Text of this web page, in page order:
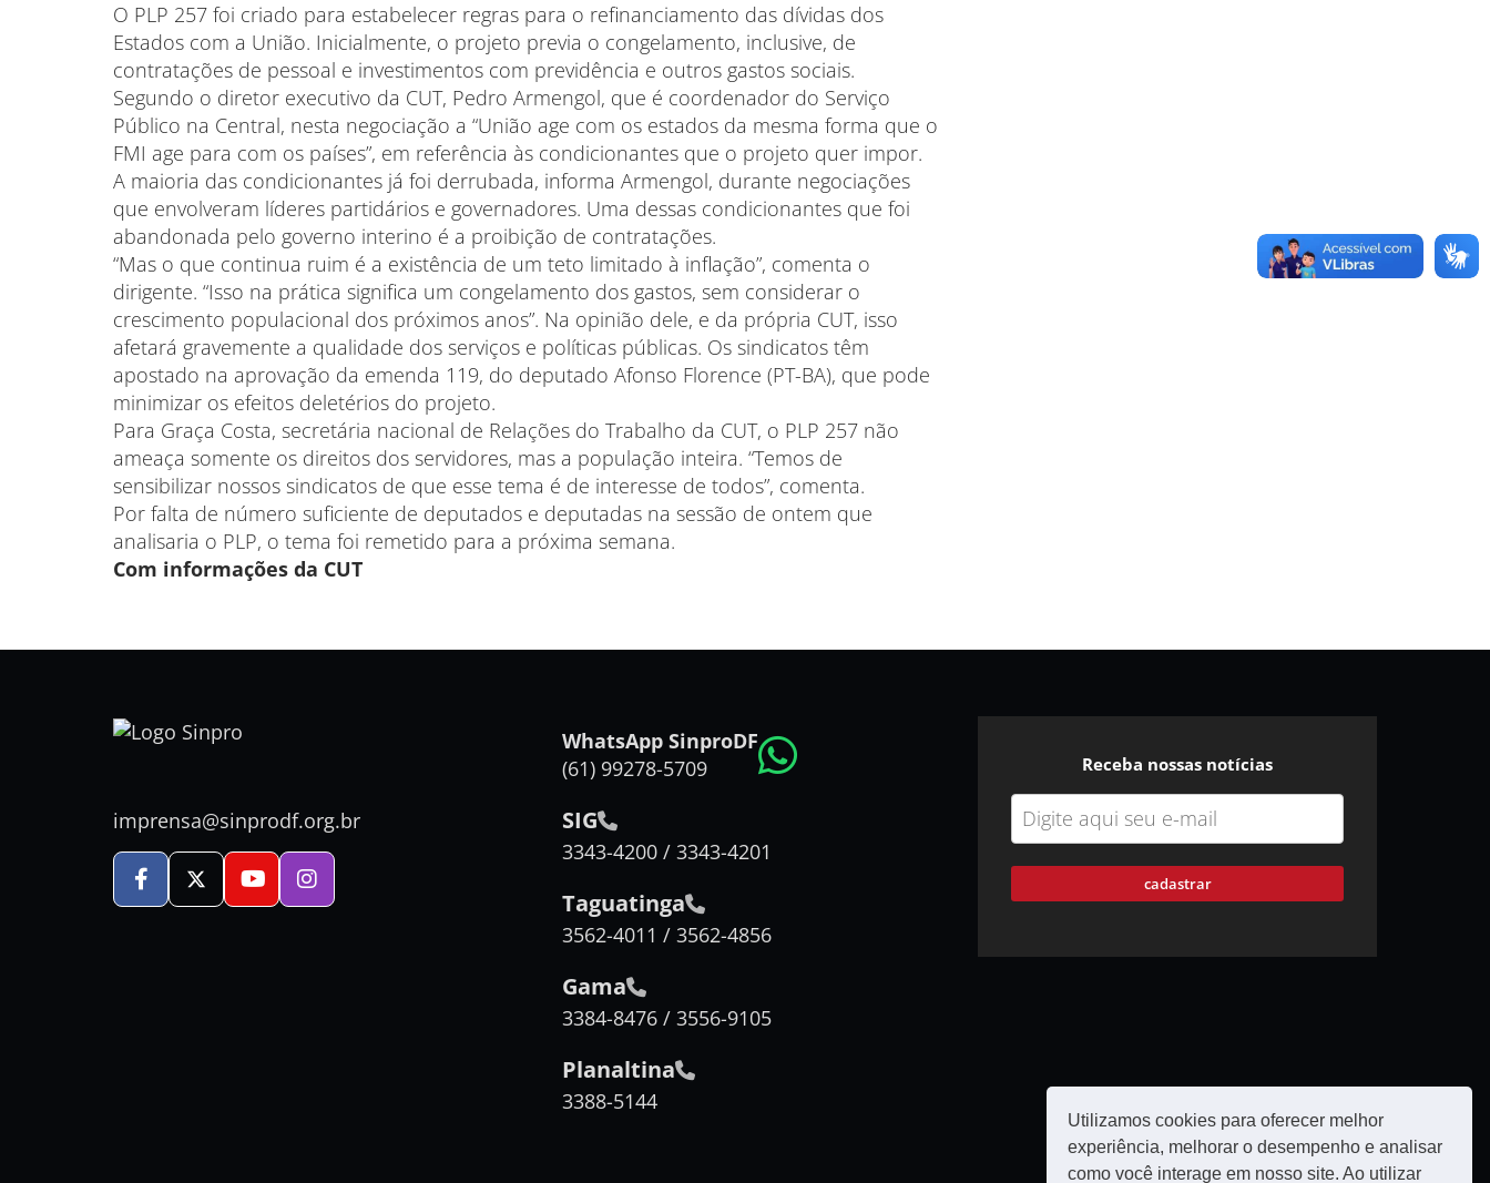
Utilizamos cookies para oferecer melhor
experiência, melhorar o desempenho e analisar
como você interage em nosso site. Ao utilizar
O PLP 257 foi criado para estabelecer regras para o refinanciamento das dívidas dos
Estados com a União. Inicialmente, o projeto previa o congelamento, inclusive, de
contratações de pessoal e investimentos com previdência e outros gastos sociais.
Segundo o diretor executivo da CUT, Pedro Armengol, que é coordenador do Serviço
Público na Central, nesta negociação a “União age com os estados da mesma forma que o
FMI age para com os países”, em referência às condicionantes que o projeto quer impor.
A maioria das condicionantes já foi derrubada, informa Armengol, durante negociações
que envolveram líderes partidários e governadores. Uma dessas condicionantes que foi
abandonada pelo governo interino é a proibição de contratações.
“Mas o que continua ruim é a existência de um teto limitado à inflação”, comenta o
dirigente. “Isso na prática significa um congelamento dos gastos, sem considerar o
crescimento populacional dos próximos anos”. Na opinião dele, e da própria CUT, isso
afetará gravemente a qualidade dos serviços e políticas públicas. Os sindicatos têm
apostado na aprovação da emenda 119, do deputado Afonso Florence (PT-BA), que pode
minimizar os efeitos deletérios do projeto.
Para Graça Costa, secretária nacional de Relações do Trabalho da CUT, o PLP 257 não
ameaça somente os direitos dos servidores, mas a população inteira. “Temos de
sensibilizar nossos sindicatos de que esse tema é de interesse de todos”, comenta.
Por falta de número suficiente de deputados e deputadas na sessão de ontem que
analisaria o PLP, o tema foi remetido para a próxima semana.
Com informações da CUT
imprensa@sinprodf.org.br
WhatsApp SinproDF
(61) 99278-5709
SIG
3343-4200 / 3343-4201
Taguatinga
3562-4011 / 3562-4856
Gama
3384-8476 / 3556-9105
Planaltina
3388-5144
Receba nossas notícias
cadastrar